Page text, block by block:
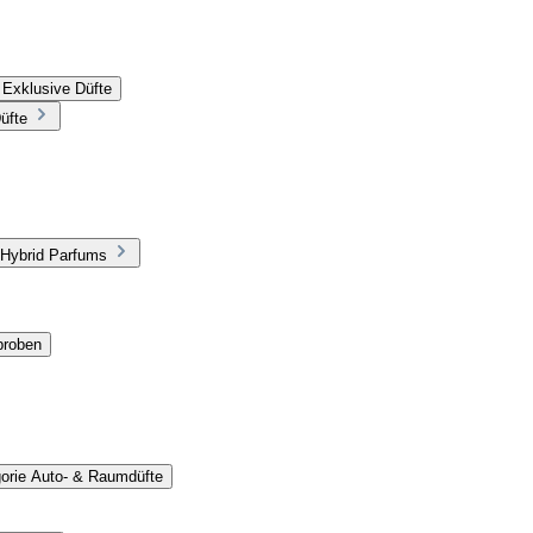
Düfte
Parfums
Auto- & Raumdüfte